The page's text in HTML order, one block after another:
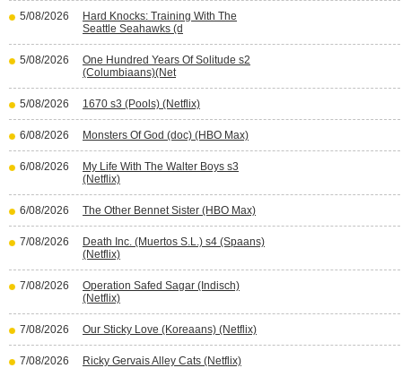
5/08/2026
Hard Knocks: Training With The
Seattle Seahawks (d
5/08/2026
One Hundred Years Of Solitude s2
(Columbiaans)(Net
5/08/2026 1670 s3 (Pools) (Netflix)
6/08/2026 Monsters Of God (doc) (HBO Max)
6/08/2026
My Life With The Walter Boys s3
(Netflix)
6/08/2026 The Other Bennet Sister (HBO Max)
7/08/2026
Death Inc. (Muertos S.L.) s4 (Spaans)
(Netflix)
7/08/2026
Operation Safed Sagar (Indisch)
(Netflix)
7/08/2026 Our Sticky Love (Koreaans) (Netflix)
7/08/2026 Ricky Gervais Alley Cats (Netflix)